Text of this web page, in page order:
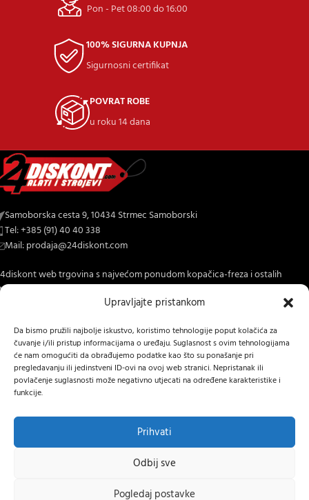
Upravljajte pristankom
Da bismo pružili najbolje iskustvo, koristimo tehnologije poput kolačića za
čuvanje i/ili pristup informacijama o uređaju. Suglasnost s ovim tehnologijama
će nam omogućiti da obrađujemo podatke kao što su ponašanje pri
pregledavanju ili jedinstveni ID-ovi na ovoj web stranici. Nepristanak ili
povlačenje suglasnosti može negativno utjecati na određene karakteristike i
funkcije.
Prihvati
Odbij sve
Pogledaj postavke
Pon - Pet 08:00 do 16:00
100% SIGURNA KUPNJA
Sigurnosni certifikat
POVRAT ROBE
u roku 14 dana
Samoborska cesta 9, 10434 Strmec Samoborski
Tel: +385 (91) 40 40 338
Mail: prodaja@24diskont.com
web trgovina s najvećom ponudom kopačica-freza i ostalih
za dom i vrt.
INFORMACIJE O KUPNJI
OSTALE INFORMACIJE
Hrvatski